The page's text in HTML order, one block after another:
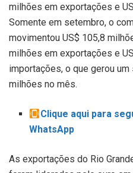
milhões em exportações e
Somente em setembro, o
movimentou US$ 105,8
milhões em exportações e
importações, o que gerou
milhões no mês.
Clique aqui para
WhatsApp
As exportações do Rio